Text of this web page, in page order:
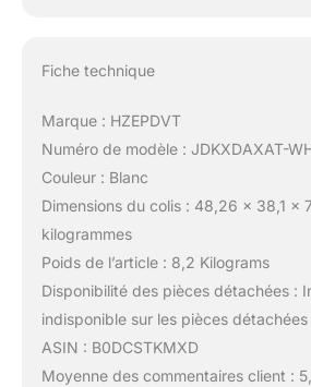
Fiche technique
Marque : HZEPDVT
Numéro de modèle : JDKXDAXAT-
Couleur : Blanc
Dimensions du colis : 48,26 x 38,1 x
kilogrammes
Poids de l’article : 8,2 Kilograms
Disponibilité des pièces détachées :
indisponible sur les pièces détachées
ASIN : B0DCSTKMXD
Moyenne des commentaires client :